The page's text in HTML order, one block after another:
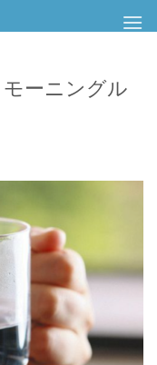
ーニングル